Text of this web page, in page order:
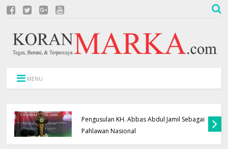
MENU
Pengusulan KH. Abbas Abdul Jamil Sebagai
Pahlawan Nasional